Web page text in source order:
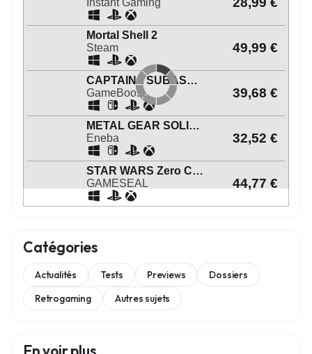
Catégories
Actualités Tests Previews
Dossiers
Retrogaming
Autres sujets
En voir plus